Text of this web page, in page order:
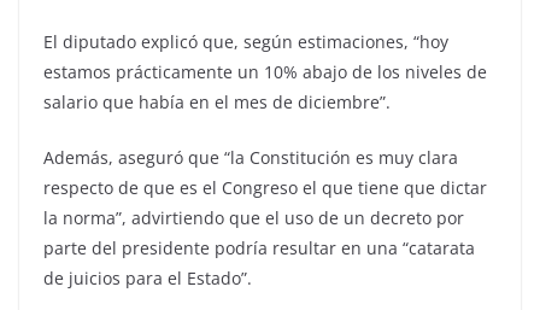
El diputado explicó que, según estimaciones, “hoy
estamos prácticamente un 10% abajo de los niveles de
salario que había en el mes de diciembre”.
Además, aseguró que “la Constitución es muy clara
respecto de que es el Congreso el que tiene que dictar
la norma”, advirtiendo que el uso de un decreto por
parte del presidente podría resultar en una “catarata
de juicios para el Estado”.